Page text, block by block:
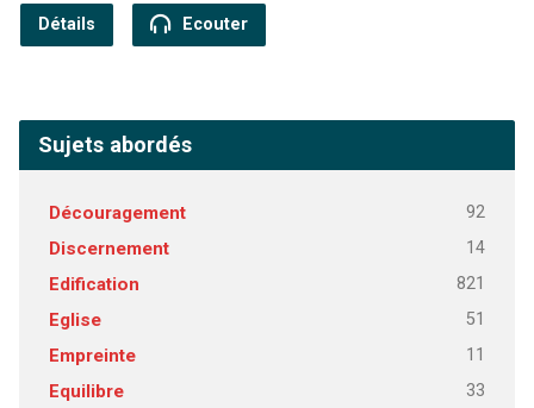
Détails Ecouter
Sujets abordés
Découragement 92
Discernement 14
Edification 821
Eglise 51
Empreinte 11
Equilibre 33